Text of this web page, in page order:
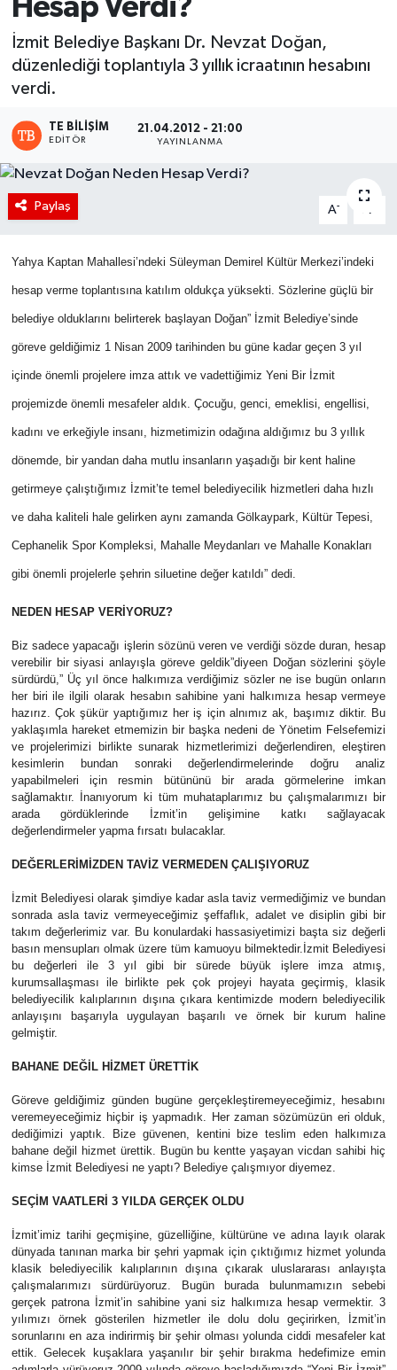
Hesap Verdi?
İzmit Belediye Başkanı Dr. Nevzat Doğan,
düzenlediği toplantıyla 3 yıllık icraatının hesabını
verdi.
TE BILIŞIM
EDITÖR
21.04.2012 - 21:00
YAYINLANMA
Paylaş A- A
Yahya Kaptan Mahallesi’ndeki Süleyman Demirel Kültür Merkezi’indeki
hesap verme toplantısına katılım oldukça yüksekti. Sözlerine güçlü bir
belediye olduklarını belirterek başlayan Doğan” İzmit Belediye’sinde
göreve geldiğimiz 1 Nisan 2009 tarihinden bu güne kadar geçen 3 yıl
içinde önemli projelere imza attık ve vadettiğimiz Yeni Bir İzmit
projemizde önemli mesafeler aldık. Çocuğu, genci, emeklisi, engellisi,
kadını ve erkeğiyle insanı, hizmetimizin odağına aldığımız bu 3 yıllık
dönemde, bir yandan daha mutlu insanların yaşadığı bir kent haline
getirmeye çalıştığımız İzmit’te temel belediyecilik hizmetleri daha hızlı
ve daha kaliteli hale gelirken aynı zamanda Gölkaypark, Kültür Tepesi,
Cephanelik Spor Kompleksi, Mahalle Meydanları ve Mahalle Konakları
gibi önemli projelerle şehrin siluetine değer katıldı” dedi.
NEDEN HESAP VERİYORUZ?
Biz sadece yapacağı işlerin sözünü veren ve verdiği sözde duran, hesap
verebilir bir siyasi anlayışla göreve geldik”diyeen Doğan sözlerini şöyle
sürdürdü,” Üç yıl önce halkımıza verdiğimiz sözler ne ise bugün onların
her biri ile ilgili olarak hesabın sahibine yani halkımıza hesap vermeye
hazırız. Çok şükür yaptığımız her iş için alnımız ak, başımız diktir. Bu
yaklaşımla hareket etmemizin bir başka nedeni de Yönetim Felsefemizi
ve projelerimizi birlikte sunarak hizmetlerimizi değerlendiren, eleştiren
kesimlerin bundan sonraki değerlendirmelerinde doğru analiz
yapabilmeleri için resmin bütününü bir arada görmelerine imkan
sağlamaktır. İnanıyorum ki tüm muhataplarımız bu çalışmalarımızı bir
arada gördüklerinde İzmit’in gelişimine katkı sağlayacak
değerlendirmeler yapma fırsatı bulacaklar.
DEĞERLERİMİZDEN TAVİZ VERMEDEN ÇALIŞIYORUZ
İzmit Belediyesi olarak şimdiye kadar asla taviz vermediğimiz ve bundan
sonrada asla taviz vermeyeceğimiz şeffaflık, adalet ve disiplin gibi bir
takım değerlerimiz var. Bu konulardaki hassasiyetimizi başta siz değerli
basın mensupları olmak üzere tüm kamuoyu bilmektedir.İzmit Belediyesi
bu değerleri ile 3 yıl gibi bir sürede büyük işlere imza atmış,
kurumsallaşması ile birlikte pek çok projeyi hayata geçirmiş, klasik
belediyecilik kalıplarının dışına çıkara kentimizde modern belediyecilik
anlayışını başarıyla uygulayan başarılı ve örnek bir kurum haline
gelmiştir.
BAHANE DEĞİL HİZMET ÜRETTİK
Göreve geldiğimiz günden bugüne gerçekleştiremeyeceğimiz, hesabını
veremeyeceğimiz hiçbir iş yapmadık. Her zaman sözümüzün eri olduk,
dediğimizi yaptık. Bize güvenen, kentini bize teslim eden halkımıza
bahane değil hizmet ürettik. Bugün bu kentte yaşayan vicdan sahibi hiç
kimse İzmit Belediyesi ne yaptı? Belediye çalışmıyor diyemez.
SEÇİM VAATLERİ 3 YILDA GERÇEK OLDU
İzmit’imiz tarihi geçmişine, güzelliğine, kültürüne ve adına layık olarak
dünyada tanınan marka bir şehri yapmak için çıktığımız hizmet yolunda
klasik belediyecilik kalıplarının dışına çıkarak uluslararası anlayışta
çalışmalarımızı sürdürüyoruz. Bugün burada bulunmamızın sebebi
gerçek patrona İzmit’in sahibine yani siz halkımıza hesap vermektir. 3
yılımızı örnek gösterilen hizmetler ile dolu dolu geçirirken, İzmit’in
sorunlarını en aza indirirmiş bir şehir olması yolunda ciddi mesafeler kat
ettik. Gelecek kuşaklara yaşanılır bir şehir bırakma hedefimize emin